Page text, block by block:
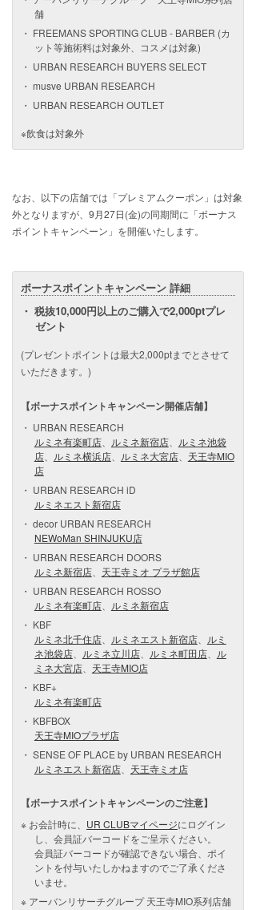
舗
FREEMANS SPORTING CLUB ‐ BARBER (カ
ット等施術料は対象外、コスメは対象)
URBAN RESEARCH BUYERS SELECT
musve URBAN RESEARCH
URBAN RESEARCH OUTLET
※飲食は対象外
なお、以下の店舗では「プレミアムクーポン」は対象
外となりますが、9月27日(金)の同期間に「ボーナス
ポイントキャンペーン」を開催いたします。
ボーナスポイントキャンペーン 詳細
税抜10,000円以上のご購入で2,000ptプレ
ゼント
(プレゼントポイントは最大2,000ptまでとさせて
いただきます。)
【ボーナスポイントキャンペーン開催店舗】
URBAN RESEARCH
ルミネ有楽町店、 ルミネ新宿店、
ルミネ池袋
店、 ルミネ横浜店、 ルミネ大宮店、 天王寺MIO
店
URBAN RESEARCH iD
ルミネエスト新宿店
decor URBAN RESEARCH
NEWoMan SHINJUKU店
URBAN RESEARCH DOORS
ルミネ新宿店、 天王寺ミオ プラザ館店
URBAN RESEARCH ROSSO
ルミネ有楽町店、
ルミネ新宿店
KBF
ルミネ北千住店、 ルミネエスト新宿店、
ルミ
ネ池袋店、 ルミネ立川店、 ルミネ町田店、
ル
ミネ大宮店、 天王寺MIO店
KBF+
ルミネ有楽町店
KBFBOX
天王寺MIOプラザ店
SENSE OF PLACE by URBAN RESEARCH
ルミネエスト新宿店、 天王寺ミオ店
【ボーナスポイントキャンペーンのご注意】
お会計時に、 UR CLUBマイページにログイン
し、会員証バーコードをご呈示ください。
会員証バーコードが確認できない場合、ポイ
ントを付与いたしかねますのでご了承くださ
いませ。
アーバンリサーチグループ 天王寺MIO系列店舗